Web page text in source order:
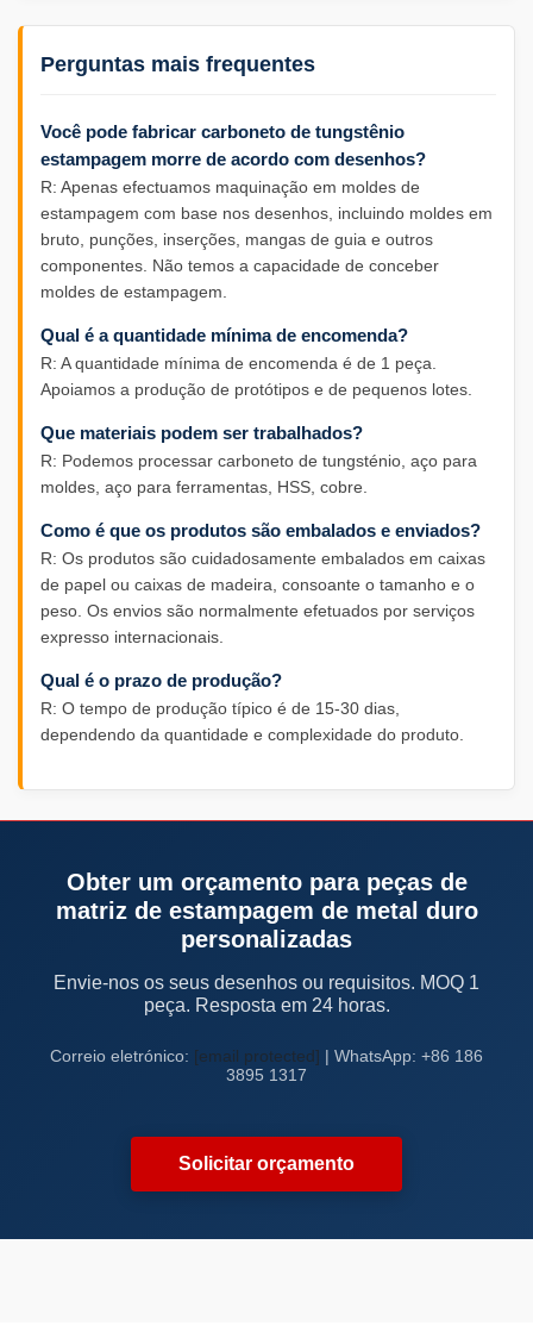
Perguntas mais frequentes
Você pode fabricar carboneto de tungstênio
estampagem morre de acordo com desenhos?
R: Apenas efectuamos maquinação em moldes de
estampagem com base nos desenhos, incluindo moldes em
bruto, punções, inserções, mangas de guia e outros
componentes. Não temos a capacidade de conceber
moldes de estampagem.
Qual é a quantidade mínima de encomenda?
R: A quantidade mínima de encomenda é de 1 peça.
Apoiamos a produção de protótipos e de pequenos lotes.
Que materiais podem ser trabalhados?
R: Podemos processar carboneto de tungsténio, aço para
moldes, aço para ferramentas, HSS, cobre.
Como é que os produtos são embalados e enviados?
R: Os produtos são cuidadosamente embalados em caixas
de papel ou caixas de madeira, consoante o tamanho e o
peso. Os envios são normalmente efetuados por serviços
expresso internacionais.
Qual é o prazo de produção?
R: O tempo de produção típico é de 15-30 dias,
dependendo da quantidade e complexidade do produto.
Obter um orçamento para peças de
matriz de estampagem de metal duro
personalizadas
Envie-nos os seus desenhos ou requisitos. MOQ 1
peça. Resposta em 24 horas.
Correio eletrónico: [email protected] | WhatsApp: +86 186
3895 1317
Solicitar orçamento